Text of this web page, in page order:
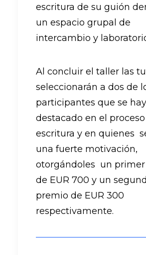
escritura de su guión
un espacio grupal de
intercambio y
Al concluir el taller las
seleccionarán a dos de
participantes que se
destacado en el
escritura y en quienes
una fuerte motivación,
otorgándoles un
de EUR 700 y un
premio de EUR 300
respectivamente.